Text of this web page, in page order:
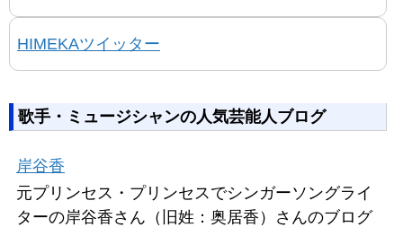
HIMEKAツイッター
歌手・ミュージシャンの人気芸能人ブログ
岸谷香
元プリンセス・プリンセスでシンガーソングライ
ターの岸谷香さん（旧姓：奥居香）さんのブログ